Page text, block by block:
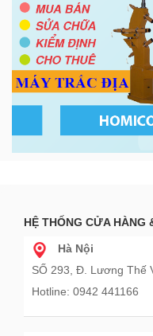
HỆ THỐNG CỬA HÀNG
Hà Nội
SỐ 293, Đ. Lương Thế
Hotline: 0942 441166